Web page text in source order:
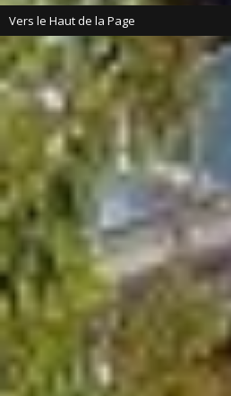
Vers le Haut de la Page